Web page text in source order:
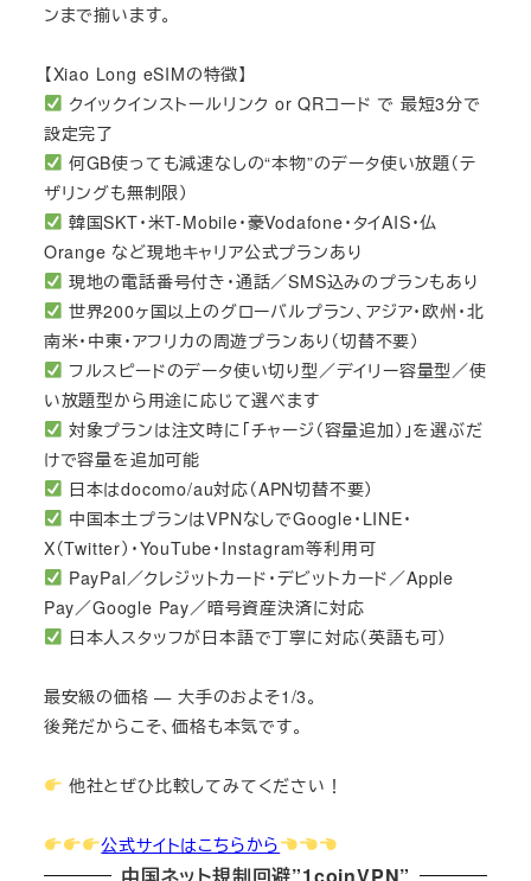
ンまで揃います。
【Xiao Long eSIMの特徴】
クイックインストールリンク or QRコード で 最短3分で
設定完了
何GB使っても減速なしの“本物”のデータ使い放題（テ
ザリングも無制限）
韓国SKT・米T-Mobile・豪Vodafone・タイAIS・仏
Orange など現地キャリア公式プランあり
現地の電話番号付き・通話／SMS込みのプランもあり
世界200ヶ国以上のグローバルプラン、アジア・欧州・北
南米・中東・アフリカの周遊プランあり（切替不要）
フルスピードのデータ使い切り型／デイリー容量型／使
い放題型から用途に応じて選べます
対象プランは注文時に「チャージ（容量追加）」を選ぶだ
けで容量を追加可能
日本はdocomo/au対応（APN切替不要）
中国本土プランはVPNなしでGoogle・LINE・
X（Twitter）・YouTube・Instagram等利用可
PayPal／クレジットカード・デビットカード／Apple
Pay／Google Pay／暗号資産決済に対応
日本人スタッフが日本語で丁寧に対応（英語も可）
最安級の価格 — 大手のおよそ1/3。
後発だからこそ、価格も本気です。
他社とぜひ比較してみてください！
公式サイトはこちらから
中国ネット規制回避”1coinVPN”